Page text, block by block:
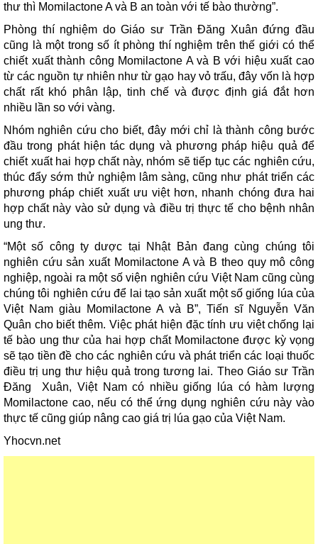
thư thì Momilactone A và B an toàn với tế bào thường”.
Phòng thí nghiệm do Giáo sư Trần Đăng Xuân đứng đầu
cũng là một trong số ít phòng thí nghiệm trên thế giới có thể
chiết xuất thành công Momilactone A và B với hiệu xuất cao
từ các nguồn tự nhiên như từ gạo hay vỏ trấu, đây vốn là hợp
chất rất khó phân lập, tinh chế và được định giá đắt hơn
nhiều lần so với vàng.
Nhóm nghiên cứu cho biết, đây mới chỉ là thành công bước
đầu trong phát hiện tác dụng và phương pháp hiệu quả để
chiết xuất hai hợp chất này, nhóm sẽ tiếp tục các nghiên cứu,
thúc đẩy sớm thử nghiệm lâm sàng, cũng như phát triển các
phương pháp chiết xuất ưu việt hơn, nhanh chóng đưa hai
hợp chất này vào sử dụng và điều trị thực tế cho bệnh nhân
ung thư.
“Một số công ty dược tại Nhật Bản đang cùng chúng tôi
nghiên cứu sản xuất Momilactone A và B theo quy mô công
nghiệp, ngoài ra một số viện nghiên cứu Việt Nam cũng cùng
chúng tôi nghiên cứu để lai tạo sản xuất một số giống lúa của
Việt Nam giàu Momilactone A và B”, Tiến sĩ Nguyễn Văn
Quân cho biết thêm. Việc phát hiện đặc tính ưu việt chống lại
tế bào ung thư của hai hợp chất Momilactone được kỳ vọng
sẽ tạo tiền đề cho các nghiên cứu và phát triển các loại thuốc
điều trị ung thư hiệu quả trong tương lai. Theo Giáo sư Trần
Đăng Xuân, Việt Nam có nhiều giống lúa có hàm lượng
Momilactone cao, nếu có thể ứng dụng nghiên cứu này vào
thực tế cũng giúp nâng cao giá trị lúa gạo của Việt Nam.
Yhocvn.net